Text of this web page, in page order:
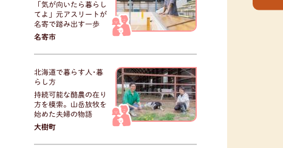
「気が向いたら暮らし
てよ」元アスリートが
名寄で踏み出す一歩
名寄市
北海道で暮らす人･暮
らし方
持続可能な酪農の在り
方を模索。山岳放牧を
始めた夫婦の物語
大樹町